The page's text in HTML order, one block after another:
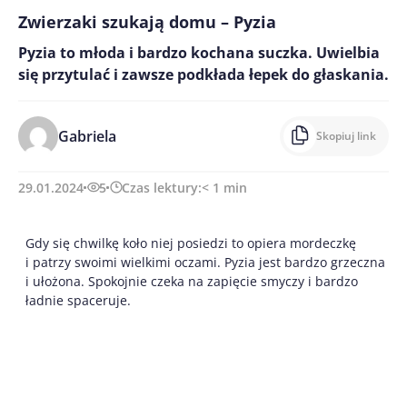
Zwierzaki szukają domu – Pyzia
Pyzia to młoda i bardzo kochana suczka. Uwielbia
się przytulać i zawsze podkłada łepek do głaskania.
Gabriela Skopiuj link
29.01.2024 5 Czas lektury:< 1 min
Gdy się chwilkę koło niej posiedzi to opiera mordeczkę
i patrzy swoimi wielkimi oczami. Pyzia jest bardzo grzeczna
i ułożona. Spokojnie czeka na zapięcie smyczy i bardzo
ładnie spaceruje.